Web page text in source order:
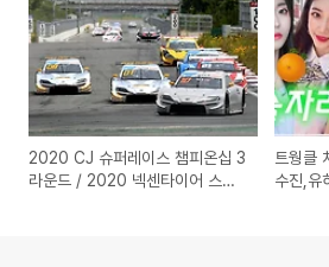
2020 CJ 슈퍼레이스 챔피온십 3
라운드 / 2020 넥센타이어 스피
트웡클
수진,유